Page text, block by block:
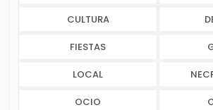
CULTURA
FIESTAS
LOCAL
OCIO